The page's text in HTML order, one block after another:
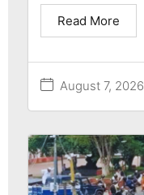
August 7, 2026
Read More